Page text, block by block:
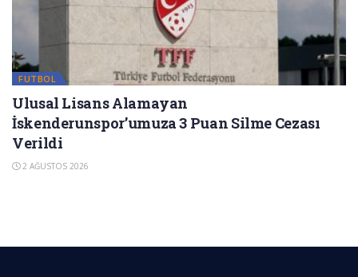
FUTBOL
Ulusal Lisans Alamayan
İskenderunspor’umuza 3 Puan Silme Cezası
Verildi
2 AĞUSTOS 2026